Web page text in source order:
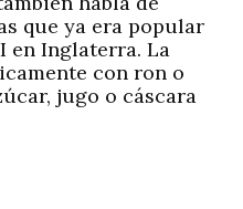
que ya era popular
en Inglaterra. La
con ron o
jugo o cáscara